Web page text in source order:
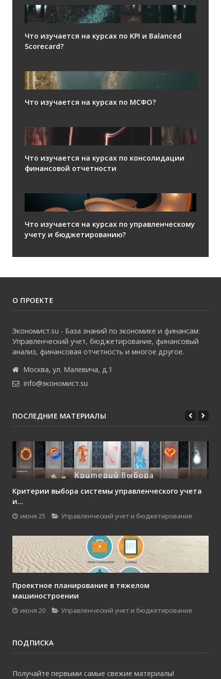
Что изучается на курсах по KPI и Balanced
Scorecard?
Что изучается на курсах по МСФО?
Что изучается на курсах по консолидации
финансовой отчетности
Что изучается на курсах по управленческому
учету и бюджетированию?
О ПРОЕКТЕ
Экономист.su - База знаний по экономике и финансам:
Управленческий учет, бюджетирование, финансовый
анализ, финансовая отчетность и многое другое.
Москва, ул. Малевича, д.1
info@экономист.su
ПОСЛЕДНИЕ МАТЕРИАЛЫ
Критерии выбора системы управленческого учета
и...
июня 25 Управленческий учет и бюджетирование
Проектное планирование в тяжелом
машиностроении
июня 20 Управленческий учет и бюджетирование
ПОДПИСКА
Получайте первыми самые свежие материалы!